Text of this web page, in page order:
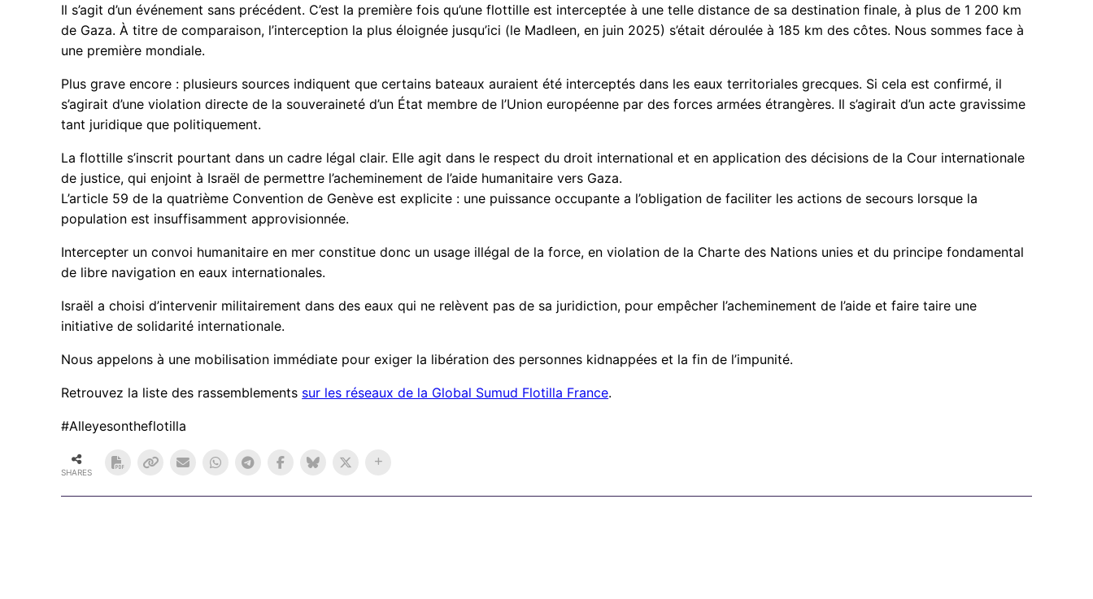
Il s’agit d’un événement sans précédent. C’est la première fois qu’une flottille est interceptée à une telle distance de sa destination finale, à plus de 1 200 km
de Gaza. À titre de comparaison, l’interception la plus éloignée jusqu’ici (le Madleen, en juin 2025) s’était déroulée à 185 km des côtes. Nous sommes face à
une première mondiale.
Plus grave encore : plusieurs sources indiquent que certains bateaux auraient été interceptés dans les eaux territoriales grecques. Si cela est confirmé, il
s’agirait d’une violation directe de la souveraineté d’un État membre de l’Union européenne par des forces armées étrangères. Il s’agirait d’un acte gravissime
tant juridique que politiquement.
La flottille s’inscrit pourtant dans un cadre légal clair. Elle agit dans le respect du droit international et en application des décisions de la Cour internationale
de justice, qui enjoint à Israël de permettre l’acheminement de l’aide humanitaire vers Gaza.
L’article 59 de la quatrième Convention de Genève est explicite : une puissance occupante a l’obligation de faciliter les actions de secours lorsque la
population est insuffisamment approvisionnée.
Intercepter un convoi humanitaire en mer constitue donc un usage illégal de la force, en violation de la Charte des Nations unies et du principe fondamental
de libre navigation en eaux internationales.
Israël a choisi d’intervenir militairement dans des eaux qui ne relèvent pas de sa juridiction, pour empêcher l’acheminement de l’aide et faire taire une
initiative de solidarité internationale.
Nous appelons à une mobilisation immédiate pour exiger la libération des personnes kidnappées et la fin de l’impunité.
Retrouvez la liste des rassemblements sur les réseaux de la Global Sumud Flotilla France.
#Alleyesontheflotilla
SHARES